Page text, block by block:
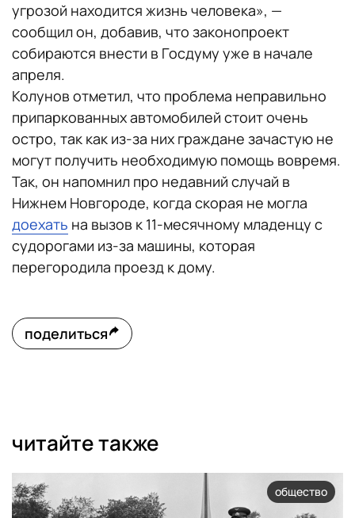
угрозой находится жизнь человека», —
сообщил он, добавив, что законопроект
собираются внести в Госдуму уже в начале
апреля.
Колунов отметил, что проблема неправильно
припаркованных автомобилей стоит очень
остро, так как из-за них граждане зачастую не
могут получить необходимую помощь вовремя.
Так, он напомнил про недавний случай в
Нижнем Новгороде, когда скорая не могла
доехать на вызов к 11-месячному младенцу с
судорогами из-за машины, которая
перегородила проезд к дому.
поделиться
читайте также
общество